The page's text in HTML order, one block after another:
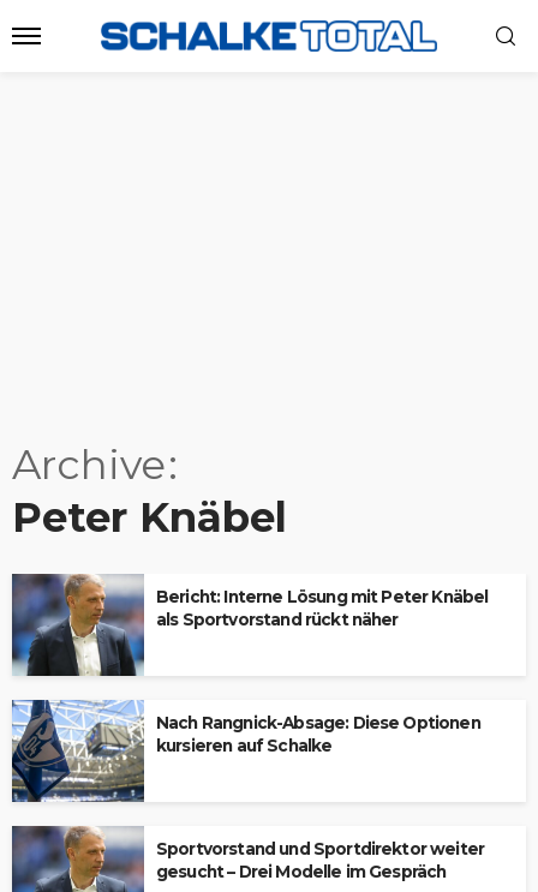
Archive
Peter Knäbel
Bericht: Interne Lösung mit Peter Knäbel
als Sportvorstand rückt näher
Nach Rangnick-Absage: Diese Optionen
kursieren auf Schalke
Sportvorstand und Sportdirektor weiter
gesucht – Drei Modelle im Gespräch